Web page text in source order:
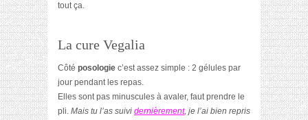
tout ça.
La cure Vegalia
Côté posologie c’est assez simple : 2 gélules par
jour pendant les repas.
Elles sont pas minuscules à avaler, faut prendre le
pli. Mais tu l’as suivi dernièrement, je l’ai bien repris